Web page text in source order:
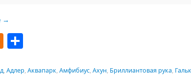
→
Odnoklassniki
,Адлер,Аквапарк,Амфибиус,Ахун, Бриллиантовая рука,